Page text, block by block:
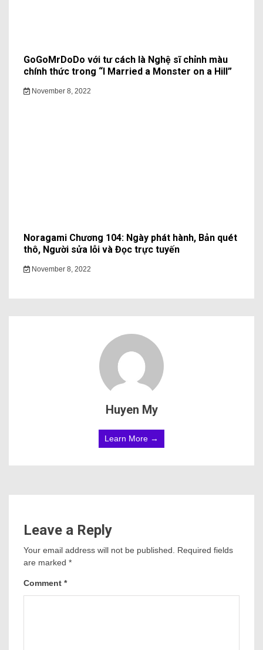
GoGoMrDoDo với tư cách là Nghệ sĩ chỉnh màu
chính thức trong “I Married a Monster on a Hill”
November 8, 2022
Noragami Chương 104: Ngày phát hành, Bản quét
thô, Người sửa lỗi và Đọc trực tuyến
November 8, 2022
Huyen My
Learn More →
Leave a Reply
Your email address will not be published. Required fields
are marked *
Comment *